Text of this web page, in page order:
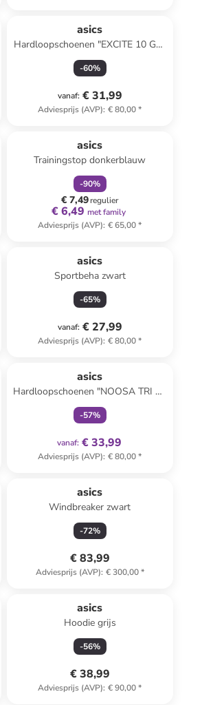
asics
Hardloopschoenen "EXCITE 10 GS"
zwart
-60%
vanaf: € 31,99
Adviesprijs (AVP): € 80,00*
asics
Trainingstop donkerblauw
-90%
€ 7,49regulier
€ 6,49 met family
Adviesprijs (AVP): € 65,00*
asics
Sportbeha zwart
-65%
vanaf: € 27,99
Adviesprijs (AVP): € 80,00*
asics
Hardloopschoenen "NOOSA TRI 16
PS" geel
-57%
vanaf: € 33,99
Adviesprijs (AVP): € 80,00*
asics
Windbreaker zwart
-72%
€ 83,99
Adviesprijs (AVP): € 300,00*
asics
Hoodie grijs
-56%
€ 38,99
Adviesprijs (AVP): € 90,00*